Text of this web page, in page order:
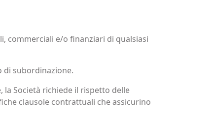
commerciali e/o finanziari di qualsiasi
di subordinazione.
Società richiede il rispetto delle
clausole contrattuali che assicurino